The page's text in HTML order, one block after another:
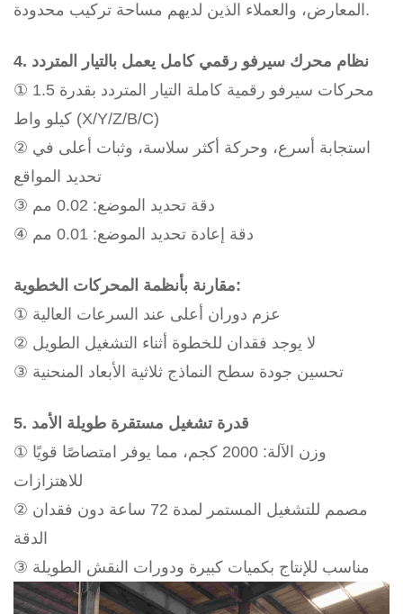
المعارض، والعملاء الذين لديهم مساحة تركيب محدودة.
4. نظام محرك سيرفو رقمي كامل يعمل بالتيار المتردد
① محركات سيرفو رقمية كاملة التيار المتردد بقدرة 1.5
كيلو واط (X/Y/Z/B/C)
② استجابة أسرع، وحركة أكثر سلاسة، وثبات أعلى في
تحديد المواقع
③ دقة تحديد الموضع: 0.02 مم
④ دقة إعادة تحديد الموضع: 0.01 مم
مقارنة بأنظمة المحركات الخطوية:
① عزم دوران أعلى عند السرعات العالية
② لا يوجد فقدان للخطوة أثناء التشغيل الطويل
③ تحسين جودة سطح النماذج ثلاثية الأبعاد المنحنية
5. قدرة تشغيل مستقرة طويلة الأمد
① وزن الآلة: 2000 كجم، مما يوفر امتصاصًا قويًا
للاهتزازات
② مصمم للتشغيل المستمر لمدة 72 ساعة دون فقدان
الدقة
③ مناسب للإنتاج بكميات كبيرة ودورات النقش الطويلة